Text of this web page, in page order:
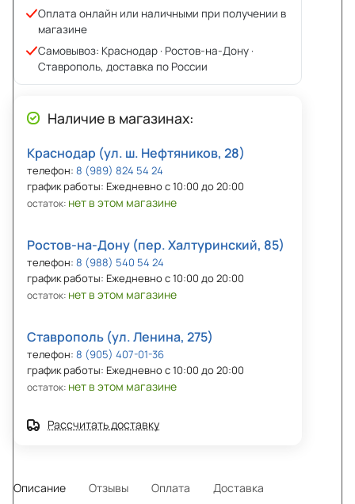
Оплата онлайн или наличными при получении в
магазине
Самовывоз: Краснодар · Ростов-на-Дону ·
Ставрополь, доставка по России
Наличие в магазинах:
Краснодар (ул. ш. Нефтяников, 28)
телефон: 8 (989) 824 54 24
график работы: Ежедневно с 10:00 до 20:00
остаток: нет в этом магазине
Ростов-на-Дону (пер. Халтуринский, 85)
телефон: 8 (988) 540 54 24
график работы: Ежедневно с 10:00 до 20:00
остаток: нет в этом магазине
Ставрополь (ул. Ленина, 275)
телефон: 8 (905) 407-01-36
график работы: Ежедневно с 10:00 до 20:00
остаток: нет в этом магазине
Рассчитать доставку
Описание Отзывы Оплата Доставка